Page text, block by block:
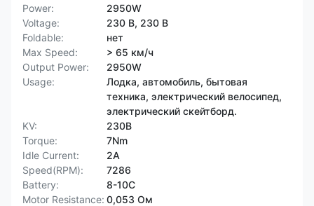
Power:
2950W
Voltage:
230 В, 230 В
Foldable:
нет
Max Speed:
> 65 км/ч
Output Power:
2950W
Usage:
Лодка, автомобиль, бытовая
техника, электрический велосипед,
электрический скейтборд.
KV:
230В
Torque:
7Nm
Idle Current:
2А
Speed(RPM):
7286
Battery:
8-10С
Motor Resistance: 0,053 Ом